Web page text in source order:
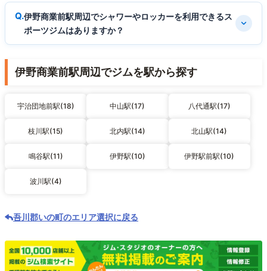
伊野商業前駅周辺でシャワーやロッカーを利用できるス
ポーツジムはありますか？
伊野商業前駅周辺でジムを駅から探す
宇治団地前駅(18) 中山駅(17) 八代通駅(17)
枝川駅(15) 北内駅(14) 北山駅(14)
鳴谷駅(11) 伊野駅(10) 伊野駅前駅(10)
波川駅(4)
吾川郡いの町のエリア選択に戻る